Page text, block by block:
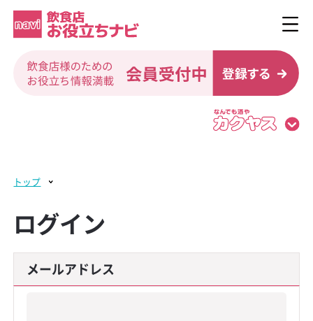
トップ
ログイン
メールアドレス